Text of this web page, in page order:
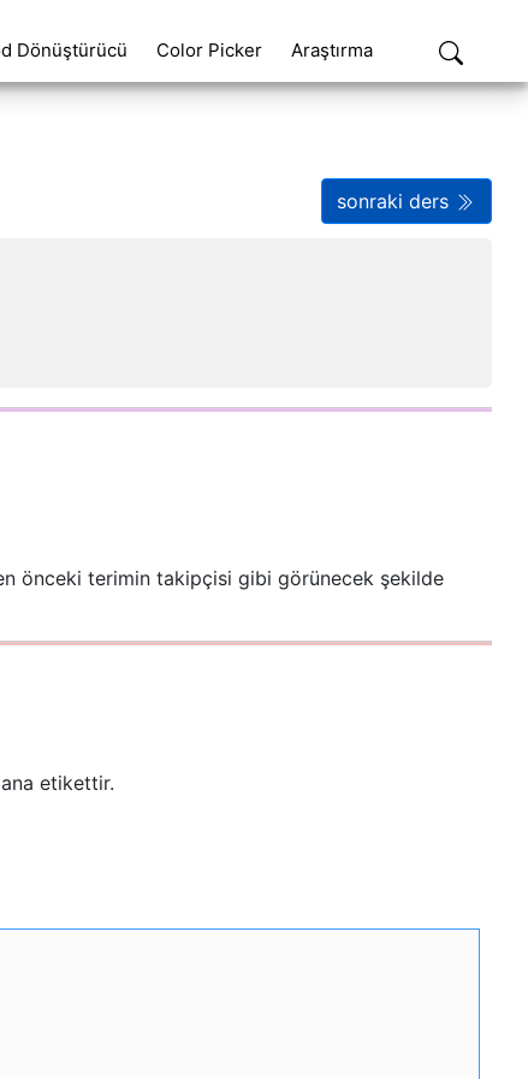
Dönüştürücü Color Picker Araştırma
sonraki ders
önceki terimin takipçisi gibi görünecek şekilde
etikettir.